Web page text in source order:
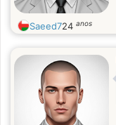
Saeed724 anos